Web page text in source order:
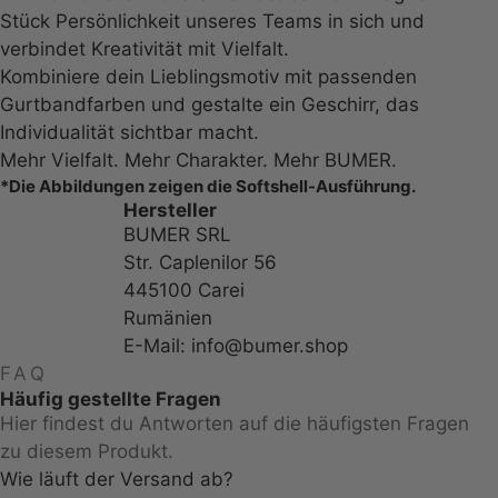
Stück Persönlichkeit unseres Teams in sich und
verbindet Kreativität mit Vielfalt.
Kombiniere dein Lieblingsmotiv mit passenden
Gurtbandfarben und gestalte ein Geschirr, das
Individualität sichtbar macht.
Mehr Vielfalt. Mehr Charakter. Mehr BUMER.
*Die Abbildungen zeigen die Softshell-Ausführung.
Hersteller
BUMER SRL
Str. Caplenilor 56
445100 Carei
Rumänien
E-Mail: info@bumer.shop
FAQ
Häufig gestellte Fragen
Hier findest du Antworten auf die häufigsten Fragen
zu diesem Produkt.
Wie läuft der Versand ab?